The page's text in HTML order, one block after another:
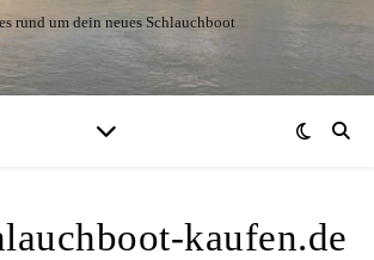
rund um dein neues Schlauchboot
kaufen.de